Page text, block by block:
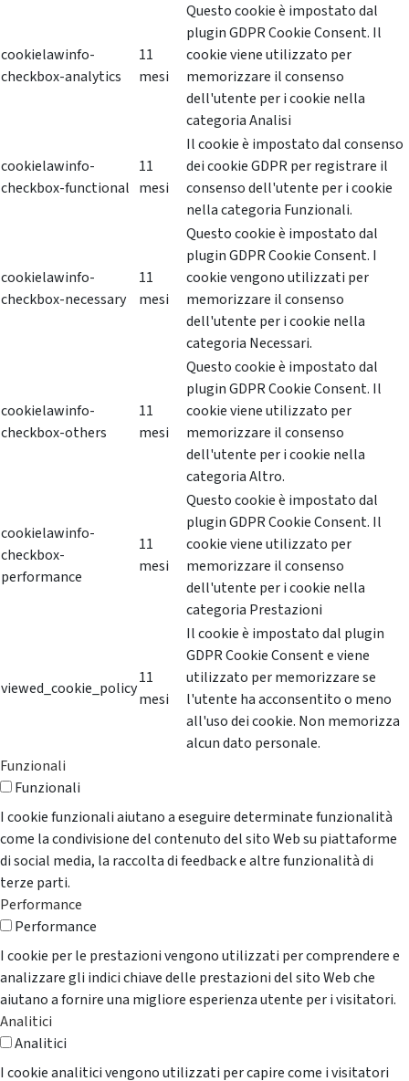
cookielawinfo-
checkbox-analytics
11
mesi
Questo cookie è impostato dal
plugin GDPR Cookie Consent. Il
cookie viene utilizzato per
memorizzare il consenso
dell'utente per i cookie nella
categoria Analisi
cookielawinfo-
checkbox-functional
11
mesi
Il cookie è impostato dal consenso
dei cookie GDPR per registrare il
consenso dell'utente per i cookie
nella categoria Funzionali.
cookielawinfo-
checkbox-necessary
11
mesi
Questo cookie è impostato dal
plugin GDPR Cookie Consent. I
cookie vengono utilizzati per
memorizzare il consenso
dell'utente per i cookie nella
categoria Necessari.
cookielawinfo-
checkbox-others
11
mesi
Questo cookie è impostato dal
plugin GDPR Cookie Consent. Il
cookie viene utilizzato per
memorizzare il consenso
dell'utente per i cookie nella
categoria Altro.
cookielawinfo-
checkbox-
performance
11
mesi
Questo cookie è impostato dal
plugin GDPR Cookie Consent. Il
cookie viene utilizzato per
memorizzare il consenso
dell'utente per i cookie nella
categoria Prestazioni
viewed_cookie_policy
11
mesi
Il cookie è impostato dal plugin
GDPR Cookie Consent e viene
utilizzato per memorizzare se
l'utente ha acconsentito o meno
all'uso dei cookie. Non memorizza
alcun dato personale.
Funzionali
Funzionali
I cookie funzionali aiutano a eseguire determinate funzionalità
come la condivisione del contenuto del sito Web su piattaforme
di social media, la raccolta di feedback e altre funzionalità di
terze parti.
Performance
Performance
I cookie per le prestazioni vengono utilizzati per comprendere e
analizzare gli indici chiave delle prestazioni del sito Web che
aiutano a fornire una migliore esperienza utente per i visitatori.
Analitici
Analitici
I cookie analitici vengono utilizzati per capire come i visitatori